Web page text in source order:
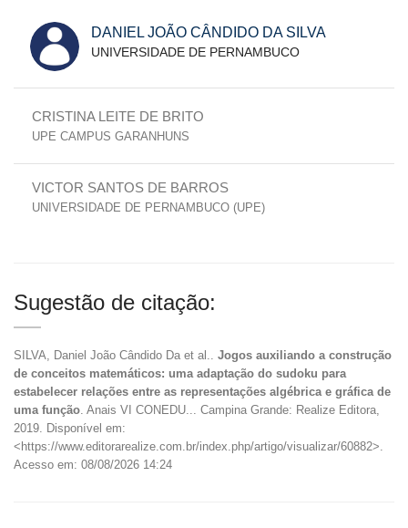
DANIEL JOÃO CÂNDIDO DA SILVA
UNIVERSIDADE DE PERNAMBUCO
CRISTINA LEITE DE BRITO
UPE CAMPUS GARANHUNS
VICTOR SANTOS DE BARROS
UNIVERSIDADE DE PERNAMBUCO (UPE)
Sugestão de citação:
SILVA, Daniel João Cândido Da et al.. Jogos auxiliando a construção
de conceitos matemáticos: uma adaptação do sudoku para
estabelecer relações entre as representações algébrica e gráfica de
uma função. Anais VI CONEDU... Campina Grande: Realize Editora,
2019. Disponível em:
<https://www.editorarealize.com.br/index.php/artigo/visualizar/60882>.
Acesso em: 08/08/2026 14:24